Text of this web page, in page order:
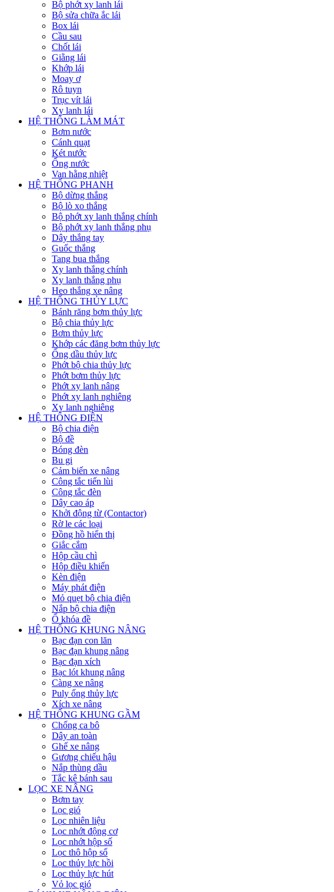
Bộ phớt xy lanh lái
Bộ sửa chữa ắc lái
Box lái
Cầu sau
Chốt lái
Giằng lái
Khớp lái
Moay ơ
Rô tuyn
Trục vít lái
Xy lanh lái
HỆ THỐNG LÀM MÁT
Bơm nước
Cánh quạt
Két nước
Ống nước
Van hằng nhiệt
HỆ THỐNG PHANH
Bộ dừng thắng
Bộ lò xo thắng
Bộ phớt xy lanh thắng chính
Bộ phớt xy lanh thắng phụ
Dây thắng tay
Guốc thắng
Tang bua thắng
Xy lanh thắng chính
Xy lanh thắng phụ
Heo thắng xe nâng
HỆ THỐNG THỦY LỰC
Bánh răng bơm thủy lực
Bộ chia thủy lực
Bơm thủy lực
Khớp các đăng bơm thủy lực
Ống dầu thủy lực
Phớt bộ chia thủy lực
Phớt bơm thủy lực
Phớt xy lanh nâng
Phớt xy lanh nghiêng
Xy lanh nghiêng
HỆ THỐNG ĐIỆN
Bộ chia điện
Bộ đề
Bóng đèn
Bu gi
Cảm biến xe nâng
Công tắc tiến lùi
Công tắc đèn
Dây cao áp
Khởi động từ (Contactor)
Rờ le các loại
Đồng hồ hiển thị
Giắc cắm
Hộp cầu chì
Hộp điều khiển
Kèn điện
Máy phát điện
Mỏ quẹt bộ chia điện
Nắp bộ chia điện
Ổ khóa đề
HỆ THỐNG KHUNG NÂNG
Bạc đạn con lăn
Bạc đạn khung nâng
Bạc đạn xích
Bạc lót khung nâng
Càng xe nâng
Puly ống thủy lực
Xích xe nâng
HỆ THỐNG KHUNG GẦM
Chống ca bô
Dây an toàn
Ghế xe nâng
Gương chiếu hậu
Nắp thùng dầu
Tắc kê bánh sau
LỌC XE NÂNG
Bơm tay
Lọc gió
Lọc nhiên liệu
Lọc nhớt động cơ
Lọc nhớt hộp số
Lọc thô hộp số
Lọc thủy lực hồi
Lọc thủy lực hút
Vỏ lọc gió